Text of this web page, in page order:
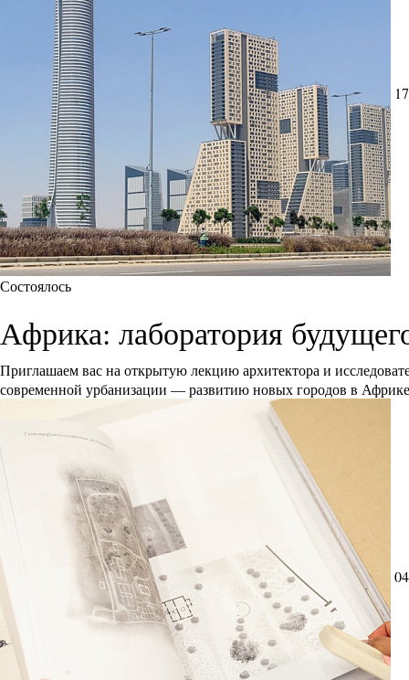
Состоялось
Африка: лаборатория
Приглашаем вас на открытую лекцию архитектора и
современной урбанизации — развитию новых городов в Африке